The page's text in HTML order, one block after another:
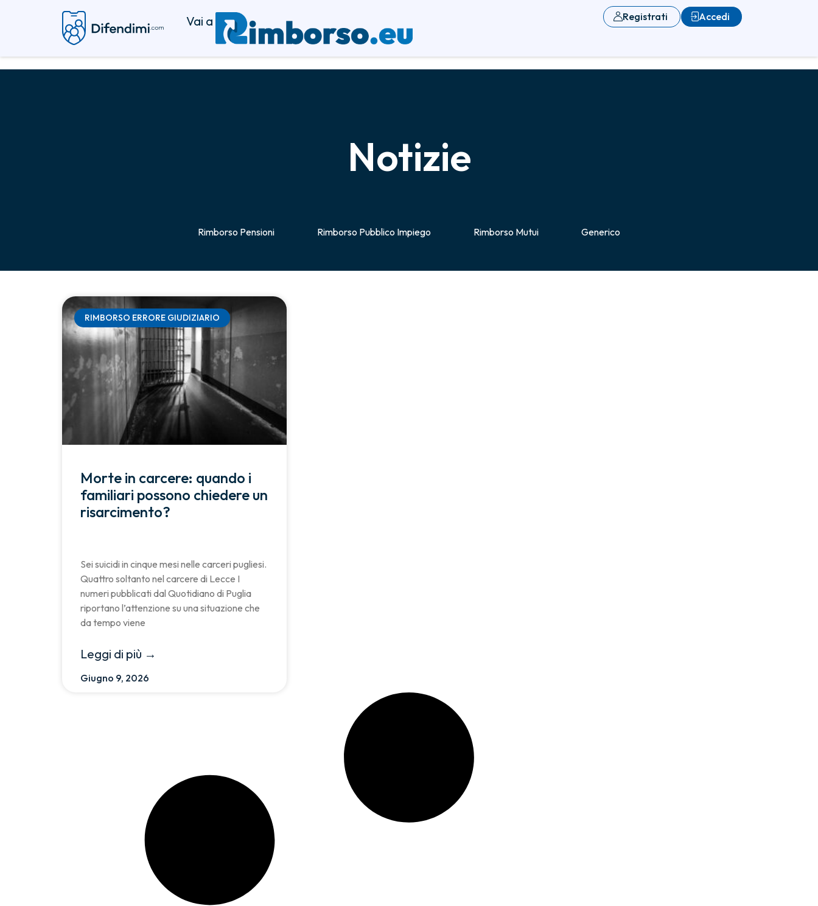
Vai a Accedi
Registrati
Notizie
Rimborso Pensioni Rimborso Pubblico Impiego Rimborso Mutui Generico
RIMBORSO ERRORE GIUDIZIARIO
Morte in carcere: quando i
familiari possono chiedere un
risarcimento?
Sei suicidi in cinque mesi nelle carceri pugliesi.
Quattro soltanto nel carcere di Lecce I
numeri pubblicati dal Quotidiano di Puglia
riportano l’attenzione su una situazione che
da tempo viene
Leggi di più →
Giugno 9, 2026